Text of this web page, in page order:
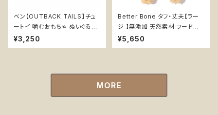
ベン【OUTBACK TAILS】チュ
ートイ 噛むおもちゃ ぬいぐるみ
丈夫 布 天然素材
¥3,250
Better Bone タフ・丈夫【ラー
ジ 】無添加 天然素材 フードグ
レード 安心 安全 チュートイ 優
しい 噛むおもちゃ 大型犬 丈夫
¥5,650
MORE